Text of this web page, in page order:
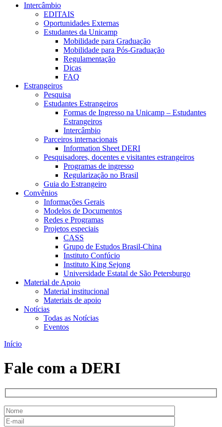
Intercâmbio
EDITAIS
Oportunidades Externas
Estudantes da Unicamp
Mobilidade para Graduação
Mobilidade para Pós-Graduação
Regulamentação
Dicas
FAQ
Estrangeiros
Pesquisa
Estudantes Estrangeiros
Formas de Ingresso na Unicamp – Estudantes
Estrangeiros
Intercâmbio
Parceiros internacionais
Information Sheet DERI
Pesquisadores, docentes e visitantes estrangeiros
Programas de ingresso
Regularização no Brasil
Guia do Estrangeiro
Convênios
Informações Gerais
Modelos de Documentos
Redes e Programas
Projetos especiais
CASS
Grupo de Estudos Brasil-China
Instituto Confúcio
Instituto King Sejong
Universidade Estatal de São Petersburgo
Material de Apoio
Material institucional
Materiais de apoio
Notícias
Todas as Notícias
Eventos
Início
Fale com a DERI